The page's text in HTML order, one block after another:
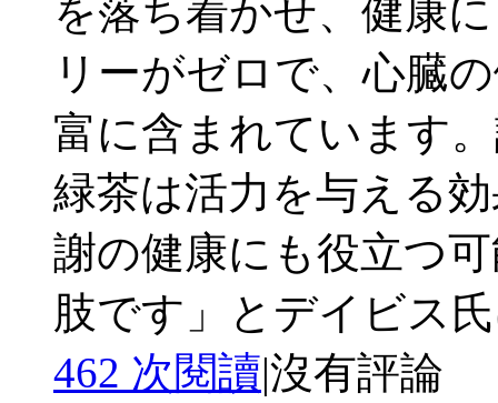
を落ち着かせ、健康
リーがゼロで、心臓
富に含まれています
緑茶は活力を与える
謝の健康にも役立つ
肢です」とデイビス
462 次閱讀|沒有評論